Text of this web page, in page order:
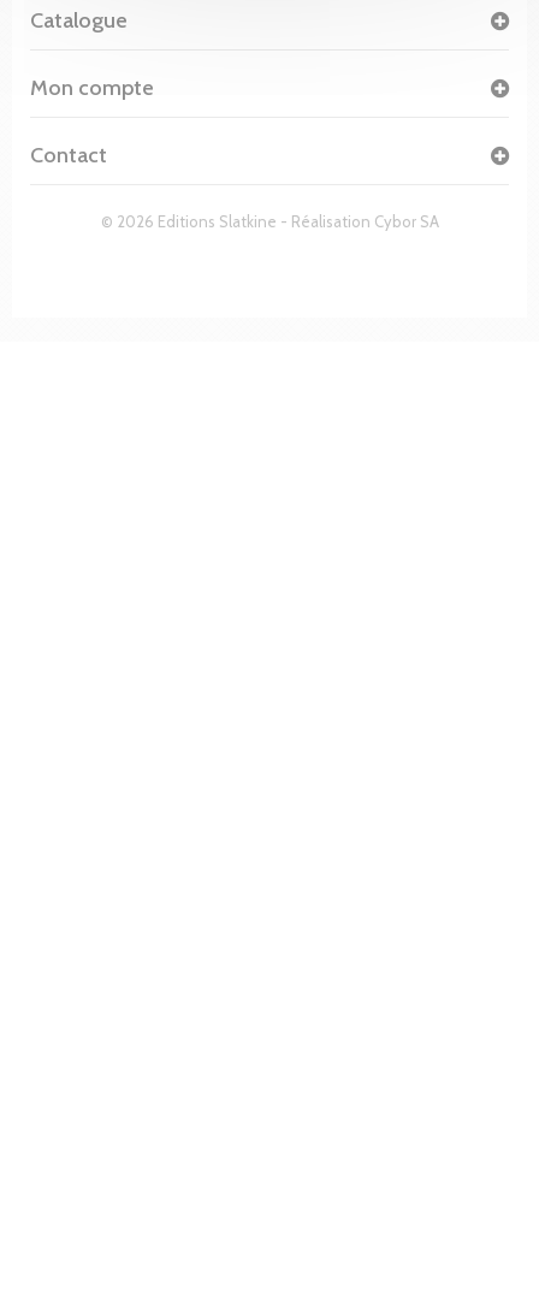
© 2026 Editions Slatkine - Réalisation Cybor SA
Catalogue
Mon compte
Contact